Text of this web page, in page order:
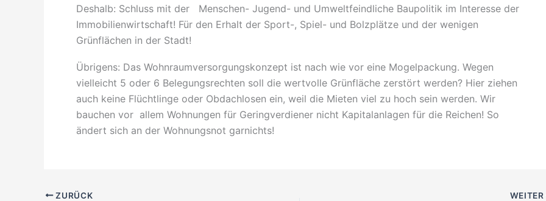
Deshalb: Schluss mit der Menschen- Jugend- und Umweltfeindliche Baupolitik im Interesse der
Immobilienwirtschaft! Für den Erhalt der Sport-, Spiel- und Bolzplätze und der wenigen
Grünflächen in der Stadt!
Übrigens: Das Wohnraumversorgungskonzept ist nach wie vor eine Mogelpackung. Wegen
vielleicht 5 oder 6 Belegungsrechten soll die wertvolle Grünfläche zerstört werden? Hier ziehen
auch keine Flüchtlinge oder Obdachlosen ein, weil die Mieten viel zu hoch sein werden. Wir
bauchen vor allem Wohnungen für Geringverdiener nicht Kapitalanlagen für die Reichen! So
ändert sich an der Wohnungsnot garnichts!
ZURÜCK WEITER